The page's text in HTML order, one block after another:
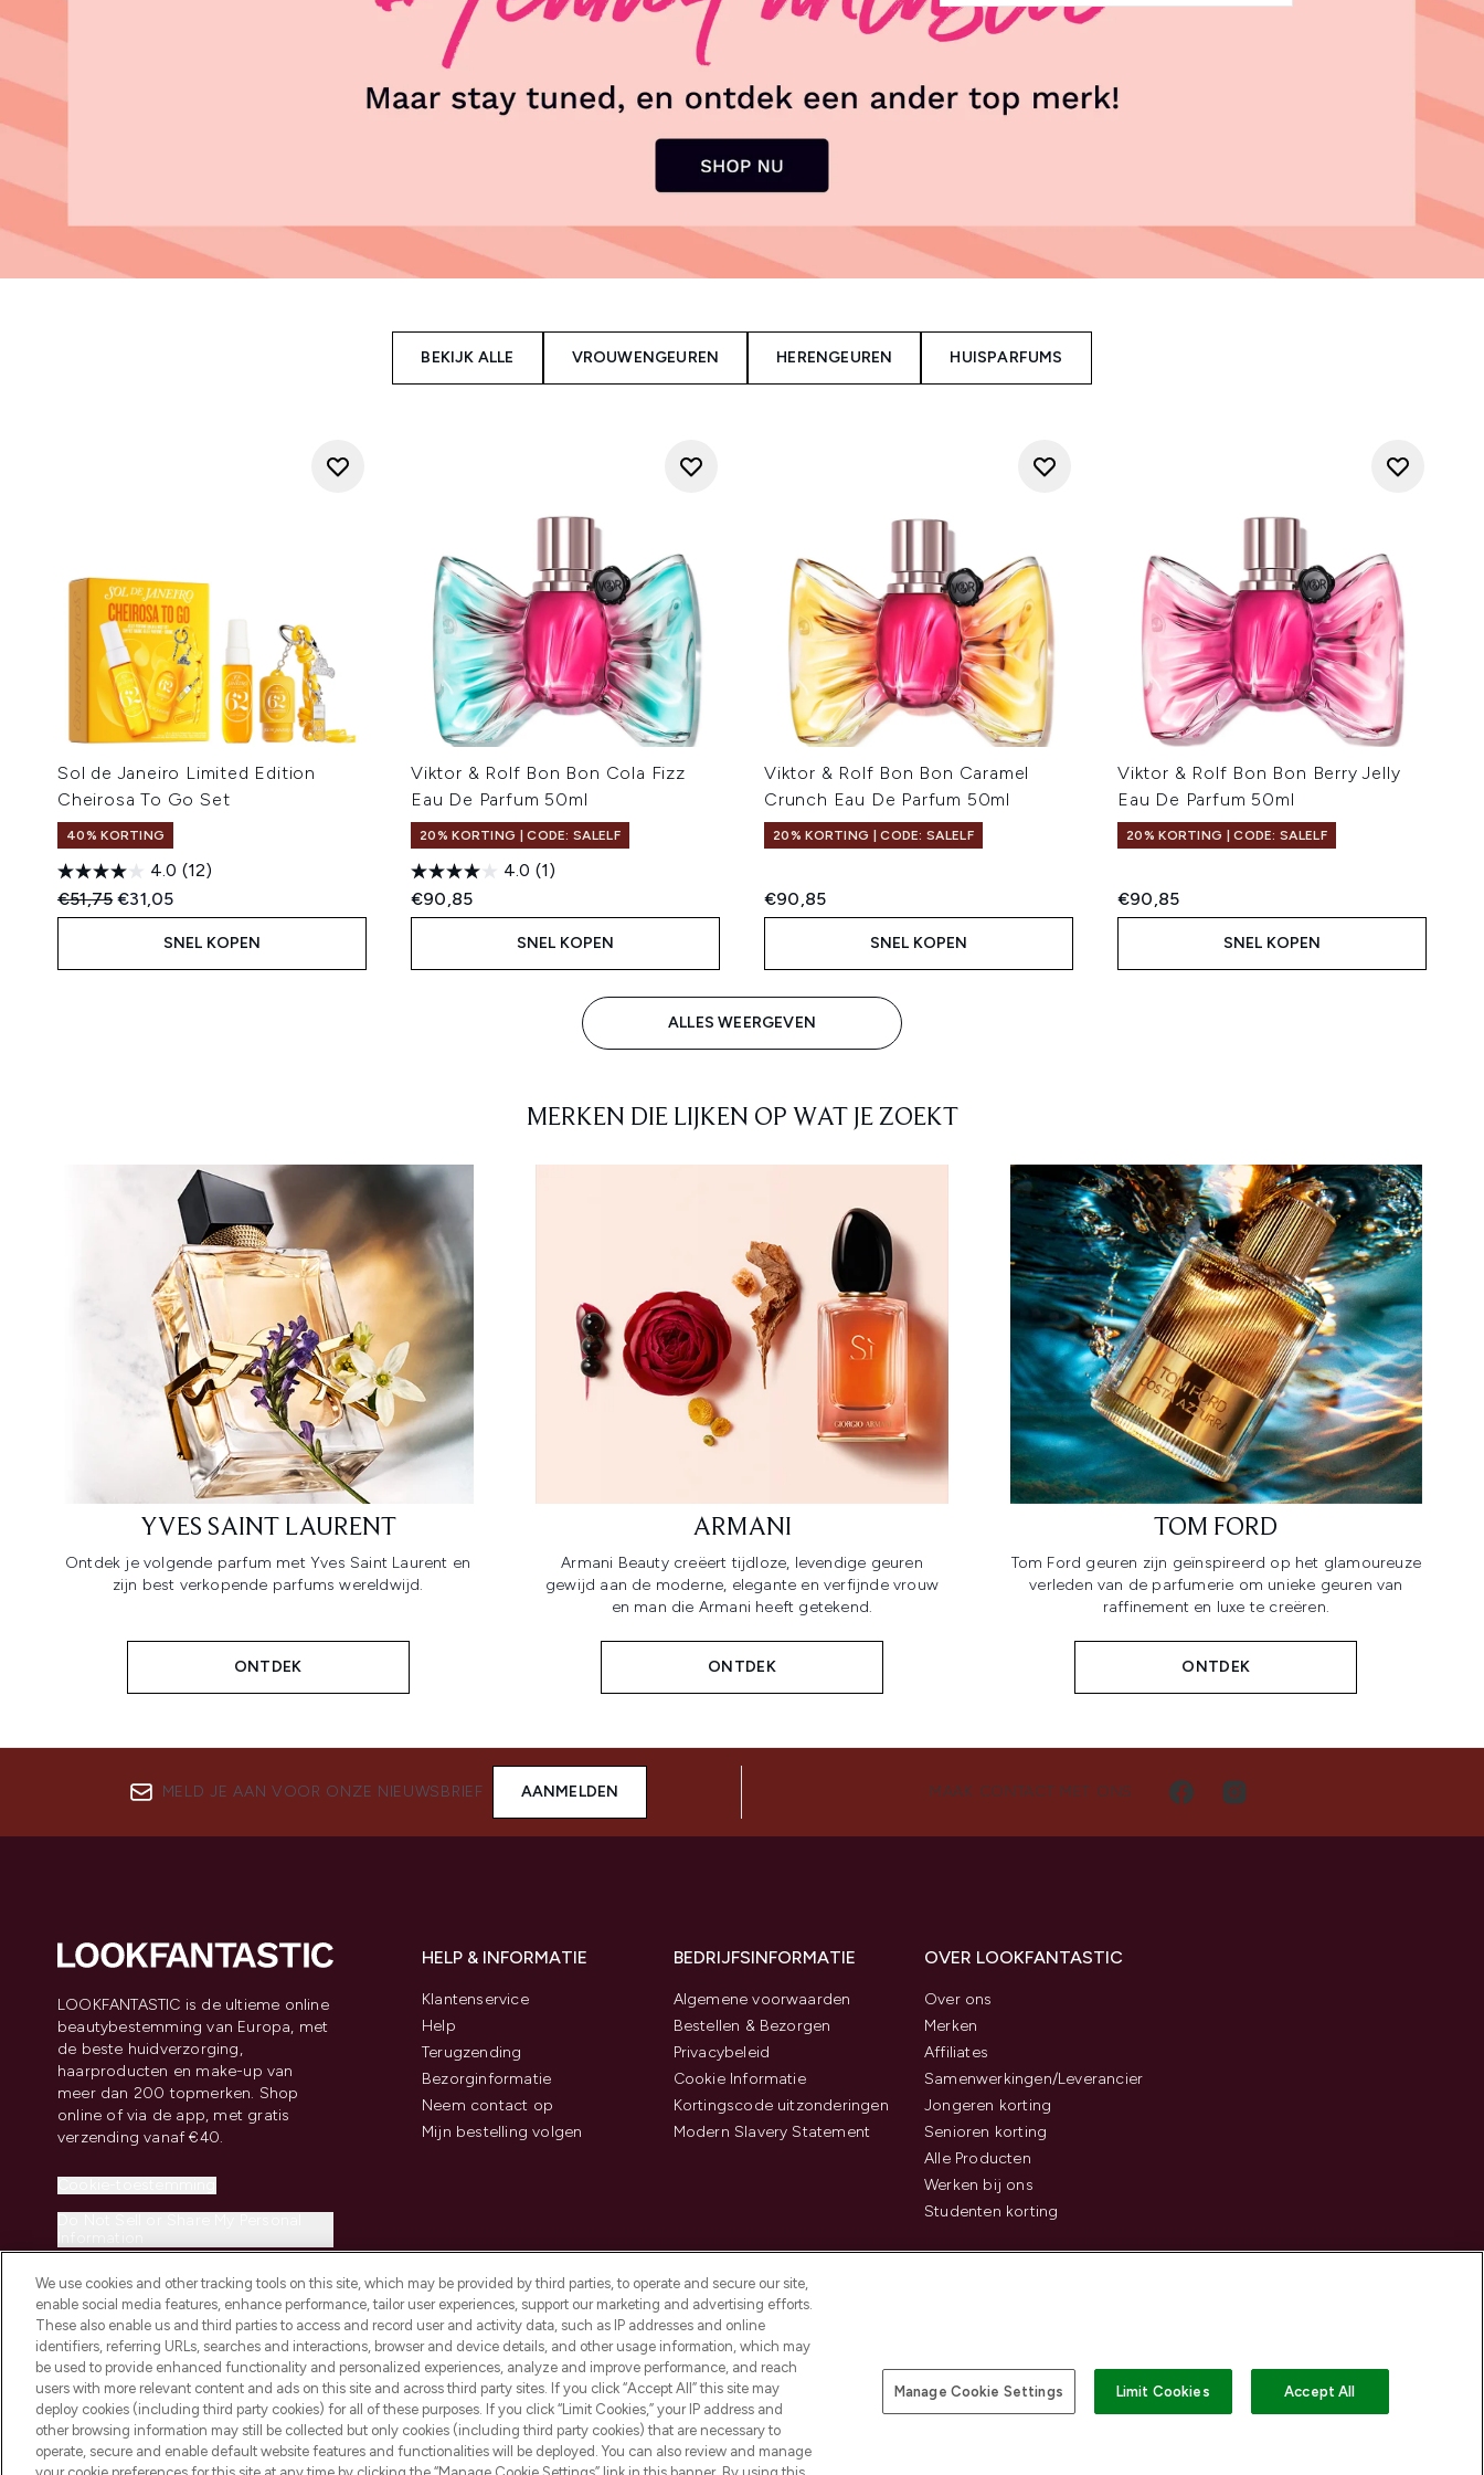
BEKIJK ALLE VROUWENGEUREN HERENGEUREN HUISPARFUMS
Sol de Janeiro Limited Edition
Cheirosa To Go Set
40% KORTING
4.0 (12)
Recommended Retail Price:
€51,75Huidige prijs:
€31,05
SNEL KOPEN
Viktor & Rolf Bon Bon Cola Fizz
Eau De Parfum 50ml
20% KORTING | CODE: SALELF
4.0 (1)
€90,85
SNEL KOPEN
Viktor & Rolf Bon Bon Caramel
Crunch Eau De Parfum 50ml
20% KORTING | CODE: SALELF
€90,85
SNEL KOPEN
Viktor & Rolf Bon Bon Berry Jelly
Eau De Parfum 50ml
20% KORTING | CODE: SALELF
€90,85
SNEL KOPEN
ALLES WEERGEVEN
MERKEN DIE LIJKEN OP WAT JE ZOEKT
YVES SAINT LAURENT
Ontdek je volgende parfum met Yves Saint Laurent en
zijn best verkopende parfums wereldwijd.
ONTDEK
ARMANI
Armani Beauty creëert tijdloze, levendige geuren
gewijd aan de moderne, elegante en verfijnde vrouw
en man die Armani heeft getekend.
ONTDEK
TOM FORD
Tom Ford geuren zijn geïnspireerd op het glamoureuze
verleden van de parfumerie om unieke geuren van
raffinement en luxe te creëren.
ONTDEK
MELD JE AAN VOOR ONZE NIEUWSBRIEF AANMELDEN MAAK CONTACT MET ONS
LOOKFANTASTIC is de ultieme online
beautybestemming van Europa, met
de beste huidverzorging,
haarproducten en make-up van
meer dan 200 topmerken. Shop
online of via de app, met gratis
verzending vanaf €40.
Information
HELP & INFORMATIE
Klantenservice
Help
Terugzending
Bezorginformatie
Neem contact op
Mijn bestelling volgen
BEDRIJFSINFORMATIE
Algemene voorwaarden
Bestellen & Bezorgen
Privacybeleid
Cookie Informatie
Kortingscode uitzonderingen
Modern Slavery Statement
OVER LOOKFANTASTIC
Over ons
Merken
Affiliates
Samenwerkingen/Leverancier
Jongeren korting
Senioren korting
Alle Producten
Werken bij ons
Studenten korting
2026 THG Beauty Europe GmbH Maximilianstrasse 54 80538 Munich Betaal veilig met
We use cookies and other tracking tools on this site, which may be provided by third parties, to operate and secure our site,
enable social media features, enhance performance, tailor user experiences, support our marketing and advertising efforts.
These also enable us and third parties to access and record user and activity data, such as IP addresses and online
identifiers, referring URLs, searches and interactions, browser and device details, and other usage information, which may
be used to provide enhanced functionality and personalized experiences, analyze and improve performance, and reach
users with more relevant content and ads on this site and across third party sites. If you click “Accept All” this site may
deploy cookies (including third party cookies) for all of these purposes. If you click “Limit Cookies,” your IP address and
other browsing information may still be collected but only cookies (including third party cookies) that are necessary to
operate, secure and enable default website features and functionalities will be deployed. You can also review and manage
Manage Cookie Settings Limit Cookies Accept All